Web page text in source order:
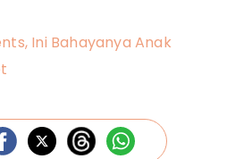
Ini Bahayanya Anak